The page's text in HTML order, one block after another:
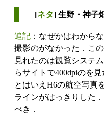
[ネタ] 生野・神子
追記 ：なぜかはわから
撮影のがなかった．こ
見れたのは観覧システ
らサイトで400dpiのを
とはいえH6の航空写真
ラインがはっきりした
べき．